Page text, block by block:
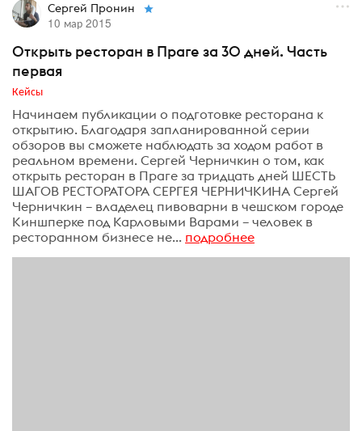
Сергей Пронин
10 мар 2015
Открыть ресторан в Праге за 30 дней. Часть
первая
Кейсы
Начинаем публикации о подготовке ресторана к
открытию. Благодаря запланированной серии
обзоров вы сможете наблюдать за ходом работ в
реальном времени. Сергей Черничкин о том, как
открыть ресторан в Праге за тридцать дней ШЕСТЬ
ШАГОВ РЕСТОРАТОРА СЕРГЕЯ ЧЕРНИЧКИНА Сергей
Черничкин – владелец пивоварни в чешском городе
Киншперке под Карловыми Варами – человек в
ресторанном бизнесе не... подробнее